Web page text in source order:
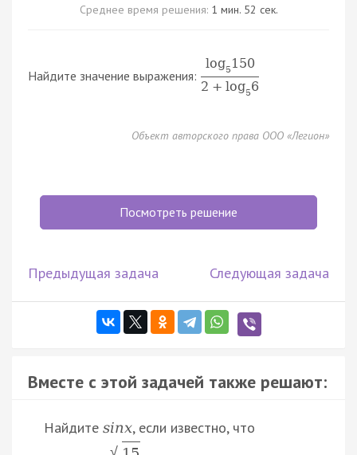
Среднее время решения: 1 мин. 52 сек.
Найдите значение выражения:
log5 150
2 + log56
Объект авторского права ООО «Легион»
Посмотреть решение
Предыдущая задача Следующая задача
Вместе с этой задачей также решают:
Найдите sinx, если известно, что